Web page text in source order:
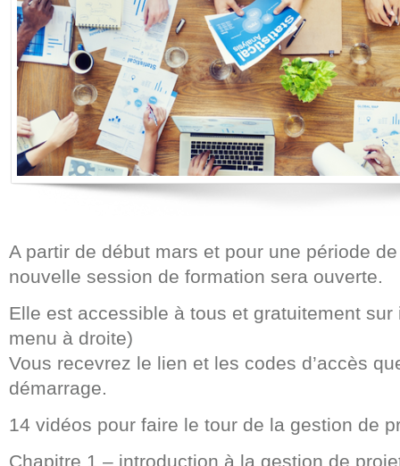
A partir de début mars et pour une période
nouvelle session de formation sera ouverte.
Elle est accessible à tous et gratuitement sur
menu à droite)
Vous recevrez le lien et les codes d’accès
démarrage.
14 vidéos pour faire le tour de la gestion de
Chapitre 1 – introduction à la gestion de